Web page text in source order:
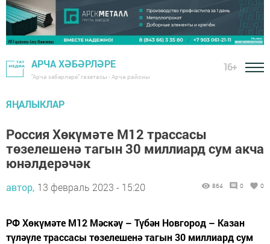
АРЧА ХӘБӘРЛӘРЕ
"Арча хәбәрләре" газетасы - Арча районы
16+
ЯҢАЛЫКЛАР
Россия Хөкүмәте М12 трассасы
төзелешенә тагын 30 миллиард сум акча
юнәлдерәчәк
автор, 13 февраль 2023 - 15:20 864 0 0
РФ Хөкүмәте М12 Мәскәү – Түбән Новгород – Казан
түләүле трассасы төзелешенә тагын 30 миллиард сум